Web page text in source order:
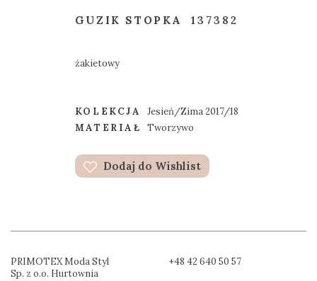
GUZIK STOPKA 137382
żakietowy
KOLEKCJA
Jesień/Zima 2017/18
MATERIAŁ
Tworzywo
Dodaj do Wishlist
PRIMOTEX Moda Styl
Sp. z o.o. Hurtownia
+48 42 640 50 57